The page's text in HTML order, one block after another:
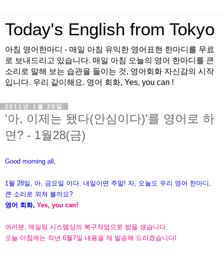
Today's English from Tokyo
아침 영어한마디 - 매일 아침 유익한 영어표현 한마디를 무료
로 보내드리고 있습니다. 매일 아침 오늘의 영어 한마디를 큰
소리로 말해 보는 습관을 들이는 것, 영어회화 자신감의 시작
입니다. 우리 같이해요. 영어 회화, Yes, you can !
2011년 1월 28일
'아, 이제는 됐다(안심이다)'를 영어로 하
면? - 1월28(금)
Good morning all,
1월 28일, 아, 금요일 이다. 내일이면 주말! 자, 오늘도 우리 영어 한마디,
큰 소리로 외쳐 볼까요?
영어 회화, Yes, you can!
여러분, 메일링 시스템상의 복구작업으로 밤을 샜습니다.
오늘 아침에는 작년 6월7일 내용을 재 발송해 드리겠습니다!